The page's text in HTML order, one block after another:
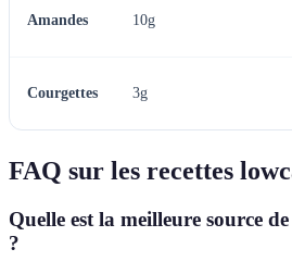
Amandes 10g
Courgettes 3g
FAQ sur les recettes
Quelle est la meilleure source
?